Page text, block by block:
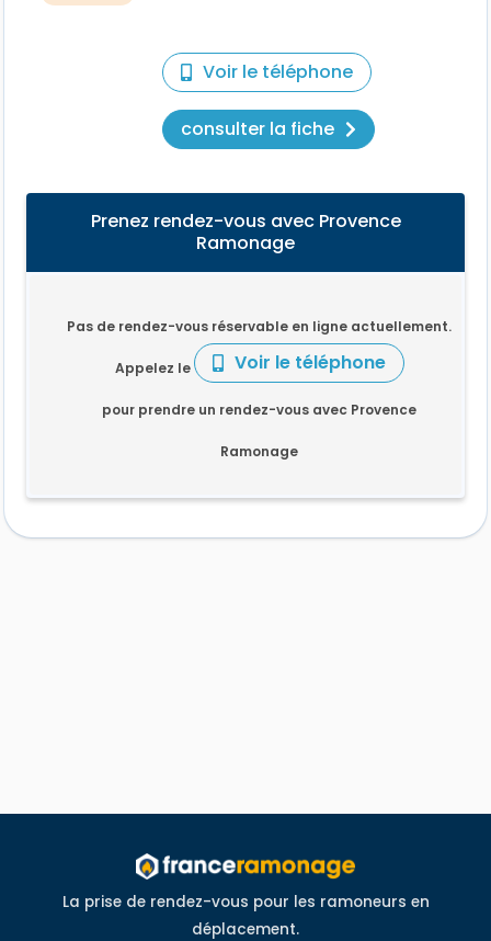
Voir le téléphone
consulter la fiche
Prenez rendez-vous avec Provence
Ramonage
Pas de rendez-vous réservable en ligne actuellement.
Appelez le Voir le téléphone
pour prendre un rendez-vous avec Provence
Ramonage
La prise de rendez-vous pour les ramoneurs en
déplacement.